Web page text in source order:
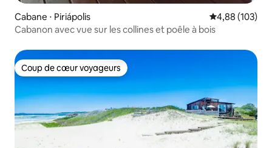
Cabane ⋅ Piriápolis Évaluation
4,88 (103)
Cabanon avec vue sur les collines et poêle à bois
Coup de cœur voyageurs
Coup de cœur voyageurs